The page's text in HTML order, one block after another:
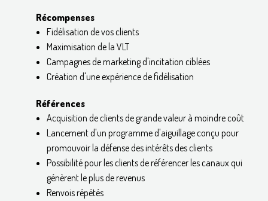
Récompenses
Fidélisation de vos clients
Maximisation de la VLT
Campagnes de marketing d'incitation ciblées
Création d'une expérience de fidélisation
Références
Acquisition de clients de grande valeur à moindre coût
Lancement d'un programme d'aiguillage conçu pour
promouvoir la défense des intérêts des clients
Possibilité pour les clients de référencer les canaux qui
génèrent le plus de revenus
Renvois répétés